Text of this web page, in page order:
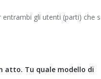
entrambi gli utenti (parti) che
atto. Tu quale modello di